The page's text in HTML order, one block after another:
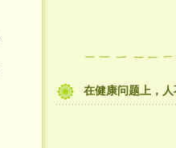
在健康问题上，